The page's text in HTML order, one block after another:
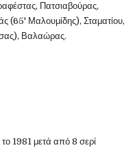
Πατσιαβούρας,
(65' Μαλουμίδης), Σταματίου,
Βαλαώρας.
1981 μετά από 8 σερί